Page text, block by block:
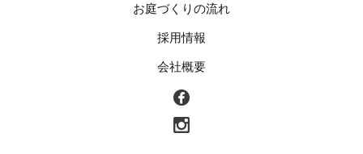
お庭づくりの流れ
採用情報
会社概要